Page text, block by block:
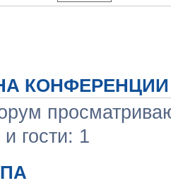
КОНФЕРЕНЦИИ
гости: 1